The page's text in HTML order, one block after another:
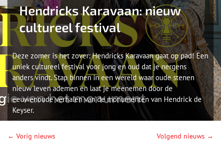
Hendricks Karavaan: nieuw
cultureel festival
Deze zomer is het zover: Hendricks Karavaan gaat op pad! Een
uniek cultureel festival voor jong en oud dat je nergens
anders vindt. Stap binnen in een wereld waar oude stenen
nieuw leven ademen en laat je meenemen door de
eeuwenoude verhalen van de monumenten van Hendrick de
Keyser.
← Vorig nieuws Volgend nieuws →